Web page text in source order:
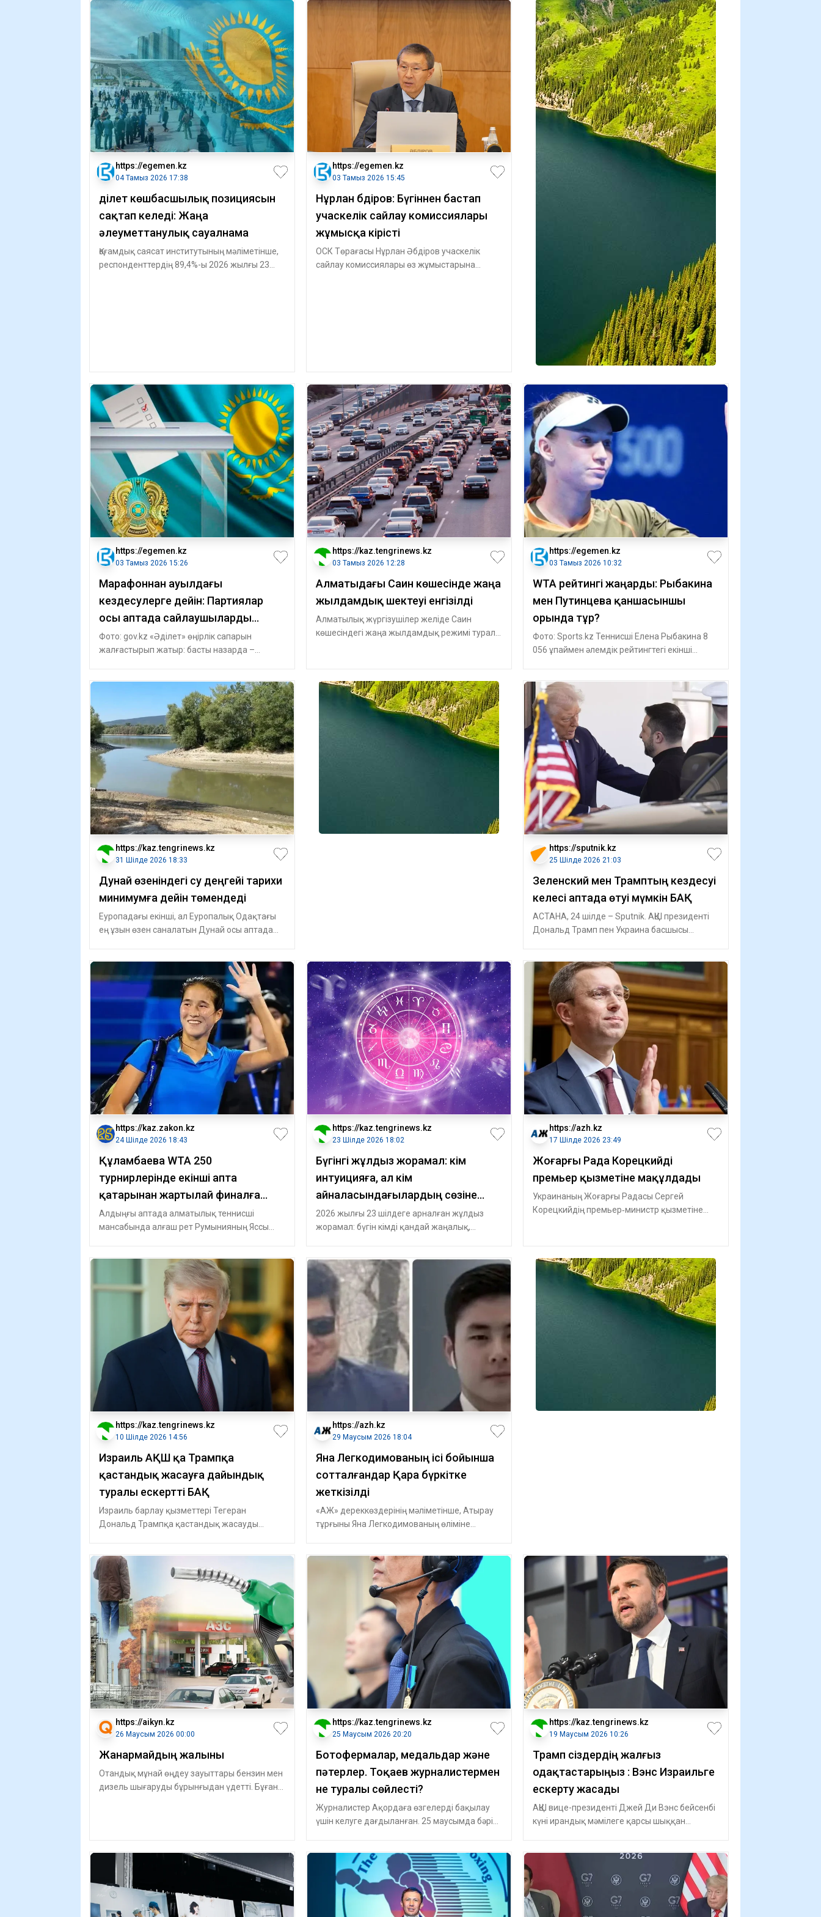
https://egemen.kz
04 Тамыз 2026 17:38
Әділет көшбасшылық позициясын
сақтап келеді: Жаңа
әлеуметтанулық сауалнама
Қоғамдық саясат институтының мәліметінше,
респонденттердің 89,4%-ы 2026 жылғы 23
https://egemen.kz
03 Тамыз 2026 15:45
Нұрлан Әбдіров: Бүгіннен бастап
учаскелік сайлау комиссиялары
жұмысқа кірісті
ОСК Төрағасы Нұрлан Әбдіров учаскелік
сайлау комиссиялары өз жұмыстарына
https://egemen.kz
03 Тамыз 2026 15:26
Марафоннан ауылдағы
кездесулерге дейін: Партиялар
осы аптада сайлаушыларды
немен таңғалдырды?
Фото: gov.kz «Әділет» өңірлік сапарын
жалғастырып жатыр: басты назарда –
https://kaz.tengrinews.kz
03 Тамыз 2026 12:28
Алматыдағы Саин көшесінде жаңа
жылдамдық шектеуі енгізілді
Алматылық жүргізушілер желіде Саин
көшесіндегі жаңа жылдамдық режимі туралы
https://egemen.kz
03 Тамыз 2026 10:32
WTA рейтингі жаңарды: Рыбакина
мен Путинцева қаншасыншы
орында тұр?
Фото: Sports.kz Теннисші Елена Рыбакина 8
056 ұпаймен әлемдік рейтингтегі екінші
https://kaz.tengrinews.kz
31 Шілде 2026 18:33
Дунай өзеніндегі су деңгейі тарихи
минимумға дейін төмендеді
Еуропадағы екінші, ал Еуропалық Одақтағы
ең ұзын өзен саналатын Дунай осы аптада
https://sputnik.kz
25 Шілде 2026 21:03
Зеленский мен Трамптың кездесуі
келесі аптада өтуі мүмкін БАҚ
АСТАНА, 24 шілде – Sputnik. АҚШ президенті
Дональд Трамп пен Украина басшысы
https://kaz.zakon.kz
24 Шілде 2026 18:43
Құламбаева WTA 250
турнирлерінде екінші апта
қатарынан жартылай финалға
шықты
Алдыңғы аптада алматылық теннисші
мансабында алғаш рет Румынияның Яссы
https://kaz.tengrinews.kz
23 Шілде 2026 18:02
Бүгінгі жұлдыз жорамал: кім
интуицияға, ал кім
айналасындағылардың сөзіне
сенгені жөн
2026 жылғы 23 шілдеге арналған жұлдыз
жорамал: бүгін кімді қандай жаңалық,
https://azh.kz
17 Шілде 2026 23:49
Жоғарғы Рада Корецкийді
премьер қызметіне мақұлдады
Украинаның Жоғарғы Радасы Сергей
Корецкийдің премьер‑министр қызметіне
https://kaz.tengrinews.kz
10 Шілде 2026 14:56
Израиль АҚШ қа Трампқа
қастандық жасауға дайындық
туралы ескертті БАҚ
Израиль барлау қызметтері Тегеран
Дональд Трампқа қастандық жасауды
https://azh.kz
29 Маусым 2026 18:04
Яна Легкодимованың ісі бойынша
сотталғандар Қара бүркітке
жеткізілді
«АЖ» дереккөздерінің мәліметінше, Атырау
тұрғыны Яна Легкодимованың өліміне
https://aikyn.kz
26 Маусым 2026 00:00
Жанармайдың жалыны
Отандық мұнай өңдеу зауыттары бензин мен
дизель шығаруды бұрынғыдан үдетті. Бұған
https://kaz.tengrinews.kz
25 Маусым 2026 20:20
Ботофермалар, медальдар және
пәтерлер. Тоқаев журналистермен
не туралы сөйлесті?
Журналистер Ақордаға өзгелерді бақылау
үшін келуге дағдыланған. 25 маусымда бәрі
https://kaz.tengrinews.kz
19 Маусым 2026 10:26
Трамп сіздердің жалғыз
одақтастарыңыз : Вэнс Израильге
ескерту жасады
АҚШ вице-президенті Джей Ди Вэнс бейсенбі
күні ирандық мәмілеге қарсы шыққан